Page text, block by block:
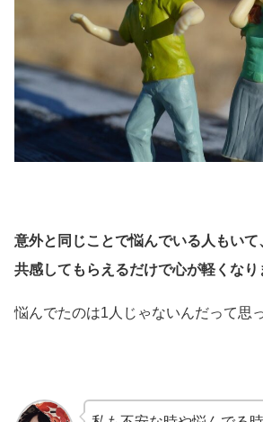
意外と同じことで悩んでいる人もいて
共感してもらえるだけで心が軽くなり
悩んでたのは1人じゃないんだって思